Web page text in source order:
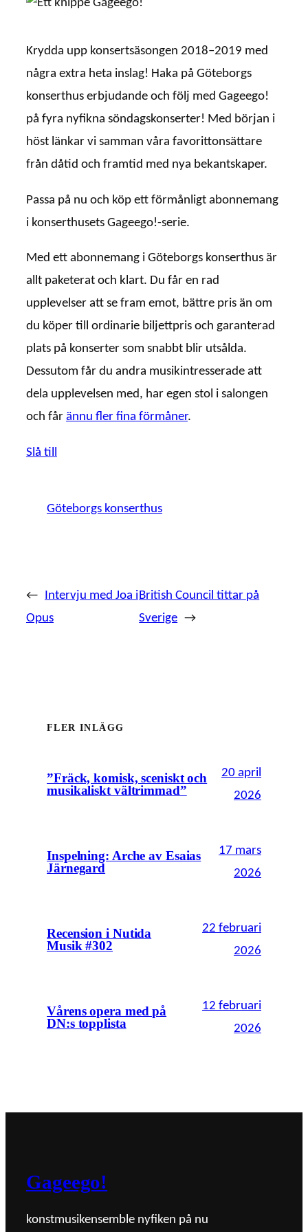
Krydda upp konsertsäsongen 2018–2019 med
några extra heta inslag! Haka på Göteborgs
konserthus erbjudande och följ med Gageego!
på fyra nyfikna söndagskonserter! Med början i
höst länkar vi samman våra favorittonsättare
från dåtid och framtid med nya bekantskaper.
Passa på nu och köp ett förmånligt abonnemang
i konserthusets Gageego!-serie.
Med ett abonnemang i Göteborgs konserthus är
allt paketerat och klart. Du får en rad
upplevelser att se fram emot, bättre pris än om
du köper till ordinarie biljettpris och garanterad
plats på konserter som snabbt blir utsålda.
Dessutom får du andra musikintresserade att
dela upplevelsen med, har egen stol i salongen
och får ännu fler fina förmåner.
Slå till
Göteborgs konserthus
← Intervju med Joa i
Opus
British Council tittar på
Sverige →
FLER INLÄGG
”Fräck, komisk, sceniskt och
musikaliskt vältrimmad”
20 april
2026
Inspelning: Arche av Esaias
Järnegard
17 mars
2026
Recension i Nutida
Musik #302
22 februari
2026
Vårens opera med på
DN:s topplista
12 februari
2026
Gageego!
konstmusikensemble nyfiken på nu